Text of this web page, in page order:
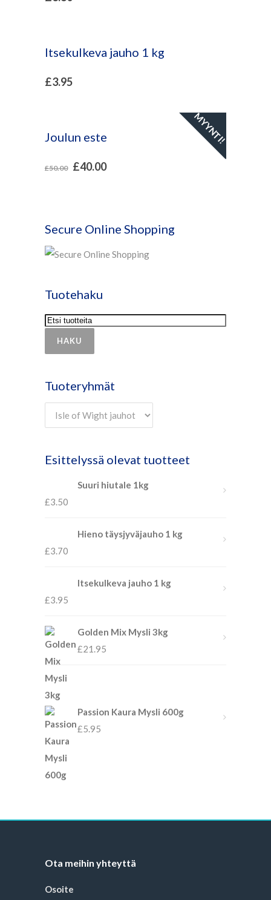
Itsekulkeva jauho 1 kg
£3.95
MYYNTI!
Joulun este
£50.00 £40.00
Secure Online Shopping
Tuotehaku
HAKU
Tuoteryhmät
Esittelyssä olevat tuotteet
Suuri hiutale 1kg
£3.50
Hieno täysjyväjauho 1 kg
£3.70
Itsekulkeva jauho 1 kg
£3.95
Golden Mix Mysli 3kg
£21.95
Passion Kaura Mysli 600g
£5.95
Ota meihin yhteyttä
Osoite